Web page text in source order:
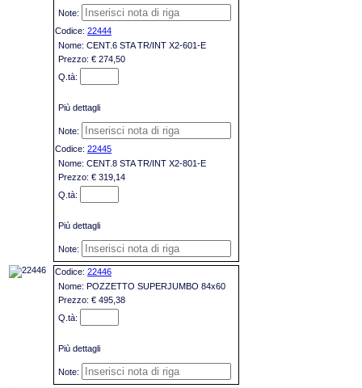
22444
CENT.6 STA TR/INT X2-601-E
€ 274,50
Più dettagli
22445
CENT.8 STA TR/INT X2-801-E
€ 319,14
Più dettagli
22446
POZZETTO SUPERJUMBO 84x60
€ 495,38
Più dettagli